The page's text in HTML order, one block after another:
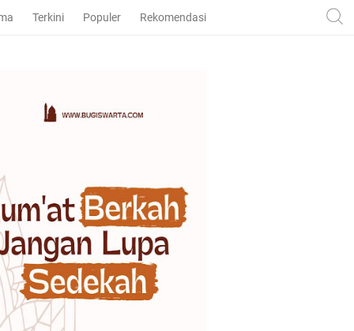
Terkini Populer Rekomendasi